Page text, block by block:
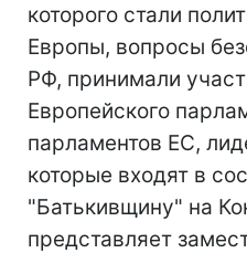
которого стали
Европы, вопросы
РФ, принимали
Европейского
парламентов ЕС,
которые входят в
"Батькивщину" на
представляет